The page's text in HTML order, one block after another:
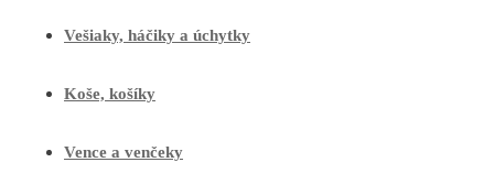
Vešiaky, háčiky a úchytky
Koše, košíky
Vence a venčeky